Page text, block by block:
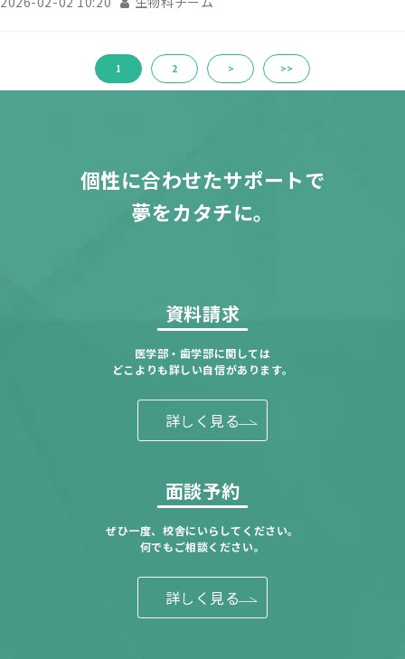
1 2 > >>
個性に合わせたサポートで
夢をカタチに。
資料請求
医学部・歯学部に関しては
どこよりも詳しい自信があります。
詳しく見る
面談予約
ぜひ一度、校舎にいらしてください。
何でもご相談ください。
詳しく見る